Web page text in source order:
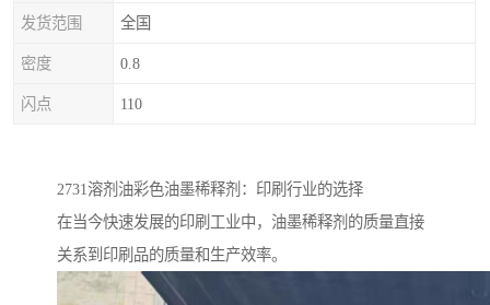
发货范围 全国
密度 0.8
闪点 110
2731溶剂油彩色油墨稀释剂：印刷行业的选择
在当今快速发展的印刷工业中，油墨稀释剂的质量直接
关系到印刷品的质量和生产效率。